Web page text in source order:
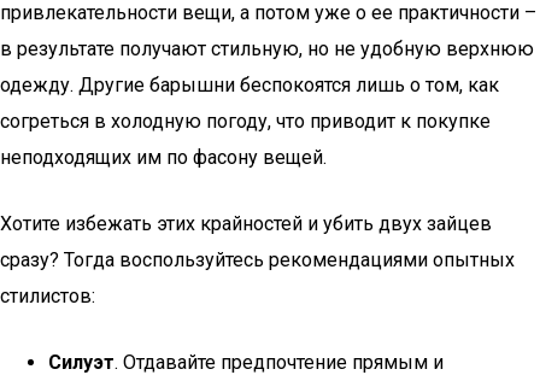
привлекательности вещи, а потом уже о ее практичности –
в результате получают стильную, но не удобную верхнюю
одежду. Другие барышни беспокоятся лишь о том, как
согреться в холодную погоду, что приводит к покупке
неподходящих им по фасону вещей.
Хотите избежать этих крайностей и убить двух зайцев
сразу? Тогда воспользуйтесь рекомендациями опытных
стилистов:
Силуэт. Отдавайте предпочтение прямым и